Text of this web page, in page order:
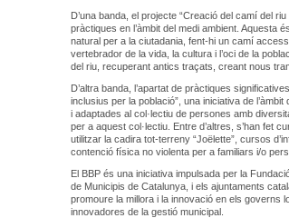
D’una banda, el projecte “Creació del camí del
pràctiques en l’àmbit del medi ambient. Aquesta
natural per a la ciutadania, fent-hi un camí
vertebrador de la vida, la cultura i l’oci de la
del riu, recuperant antics traçats, creant nous
D’altra banda, l’apartat de pràctiques
inclusius per la població”, una iniciativa de
i adaptades al col·lectiu de persones amb
per a aquest col·lectiu. Entre d’altres, s’han fet
utilitzar la cadira tot-terreny “Joëlette”, cursos
contenció física no violenta per a familiars i/o
El BBP és una iniciativa impulsada per la
de Municipis de Catalunya, i els ajuntaments
promoure la millora i la innovació en els governs
innovadores de la gestió municipal.